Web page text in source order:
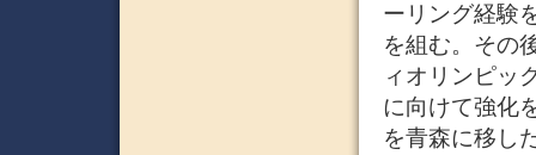
ーリング経験
を組む。その
ィオリンピッ
に向けて強化
を青森に移し